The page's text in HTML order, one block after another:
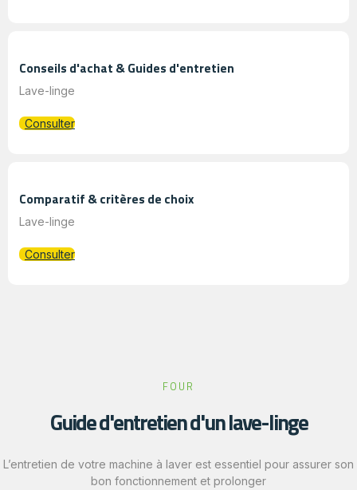
Conseils d'achat & Guides d'entretien
Lave-linge
Consulter
Comparatif & critères de choix
Lave-linge
Consulter
FOUR
Guide d'entretien d'un lave-linge
L’entretien de votre machine à laver est essentiel pour assurer son
bon fonctionnement et prolonger